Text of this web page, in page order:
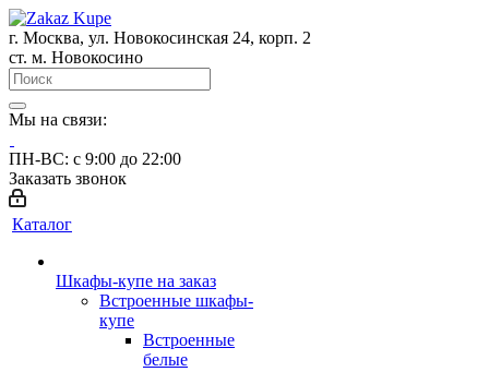
г. Москва, ул. Новокосинская 24, корп. 2
ст. м. Новокосино
Мы на связи:
ПН-ВС: с 9:00 до 22:00
Заказать звонок
Каталог
Шкафы-купе на заказ
Встроенные шкафы-
купе
Встроенные
белые